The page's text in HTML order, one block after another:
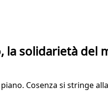
la solidarietà del
Cosenza si stringe